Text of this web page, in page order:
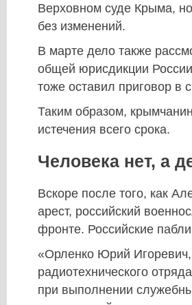
Верховном суде Крыма,
без изменений.
В марте дело также
общей юрисдикции
тоже оставил приговор в
Таким образом,
истечения всего срока.
Человека нет, а
Вскоре после того, как
арест, российский
фронте. Российские
«Орленко Юрий
радиотехнического
при выполнении